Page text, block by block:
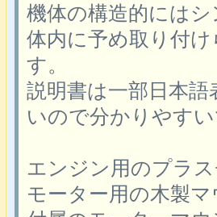
機体の構造的には
体内に予め取り付
す。
説明書は一部日本
いので分かりやす
エンジン用のプラ
モーター用の木製